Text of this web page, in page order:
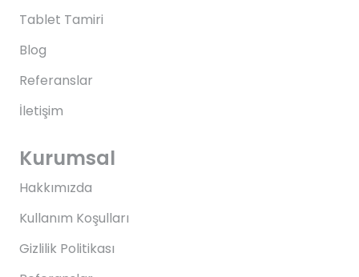
Tablet Tamiri
Blog
Referanslar
İletişim
Kurumsal
Hakkımızda
Kullanım Koşulları
Gizlilik Politikası